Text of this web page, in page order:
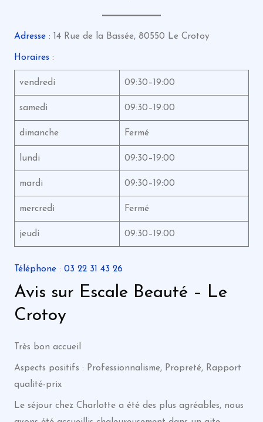
Adresse: 14 Rue de la Bassée, 80550 Le Crotoy
Horaires :
vendredi 09:30–19:00
samedi 09:30–19:00
dimanche Fermé
lundi 09:30–19:00
mardi 09:30–19:00
mercredi Fermé
jeudi 09:30–19:00
Téléphone: 03 22 31 43 26
Avis sur Escale Beauté – Le
Crotoy
Très bon accueil
Aspects positifs : Professionnalisme, Propreté, Rapport
qualité-prix
Le séjour chez Charlotte a été des plus agréables, nous